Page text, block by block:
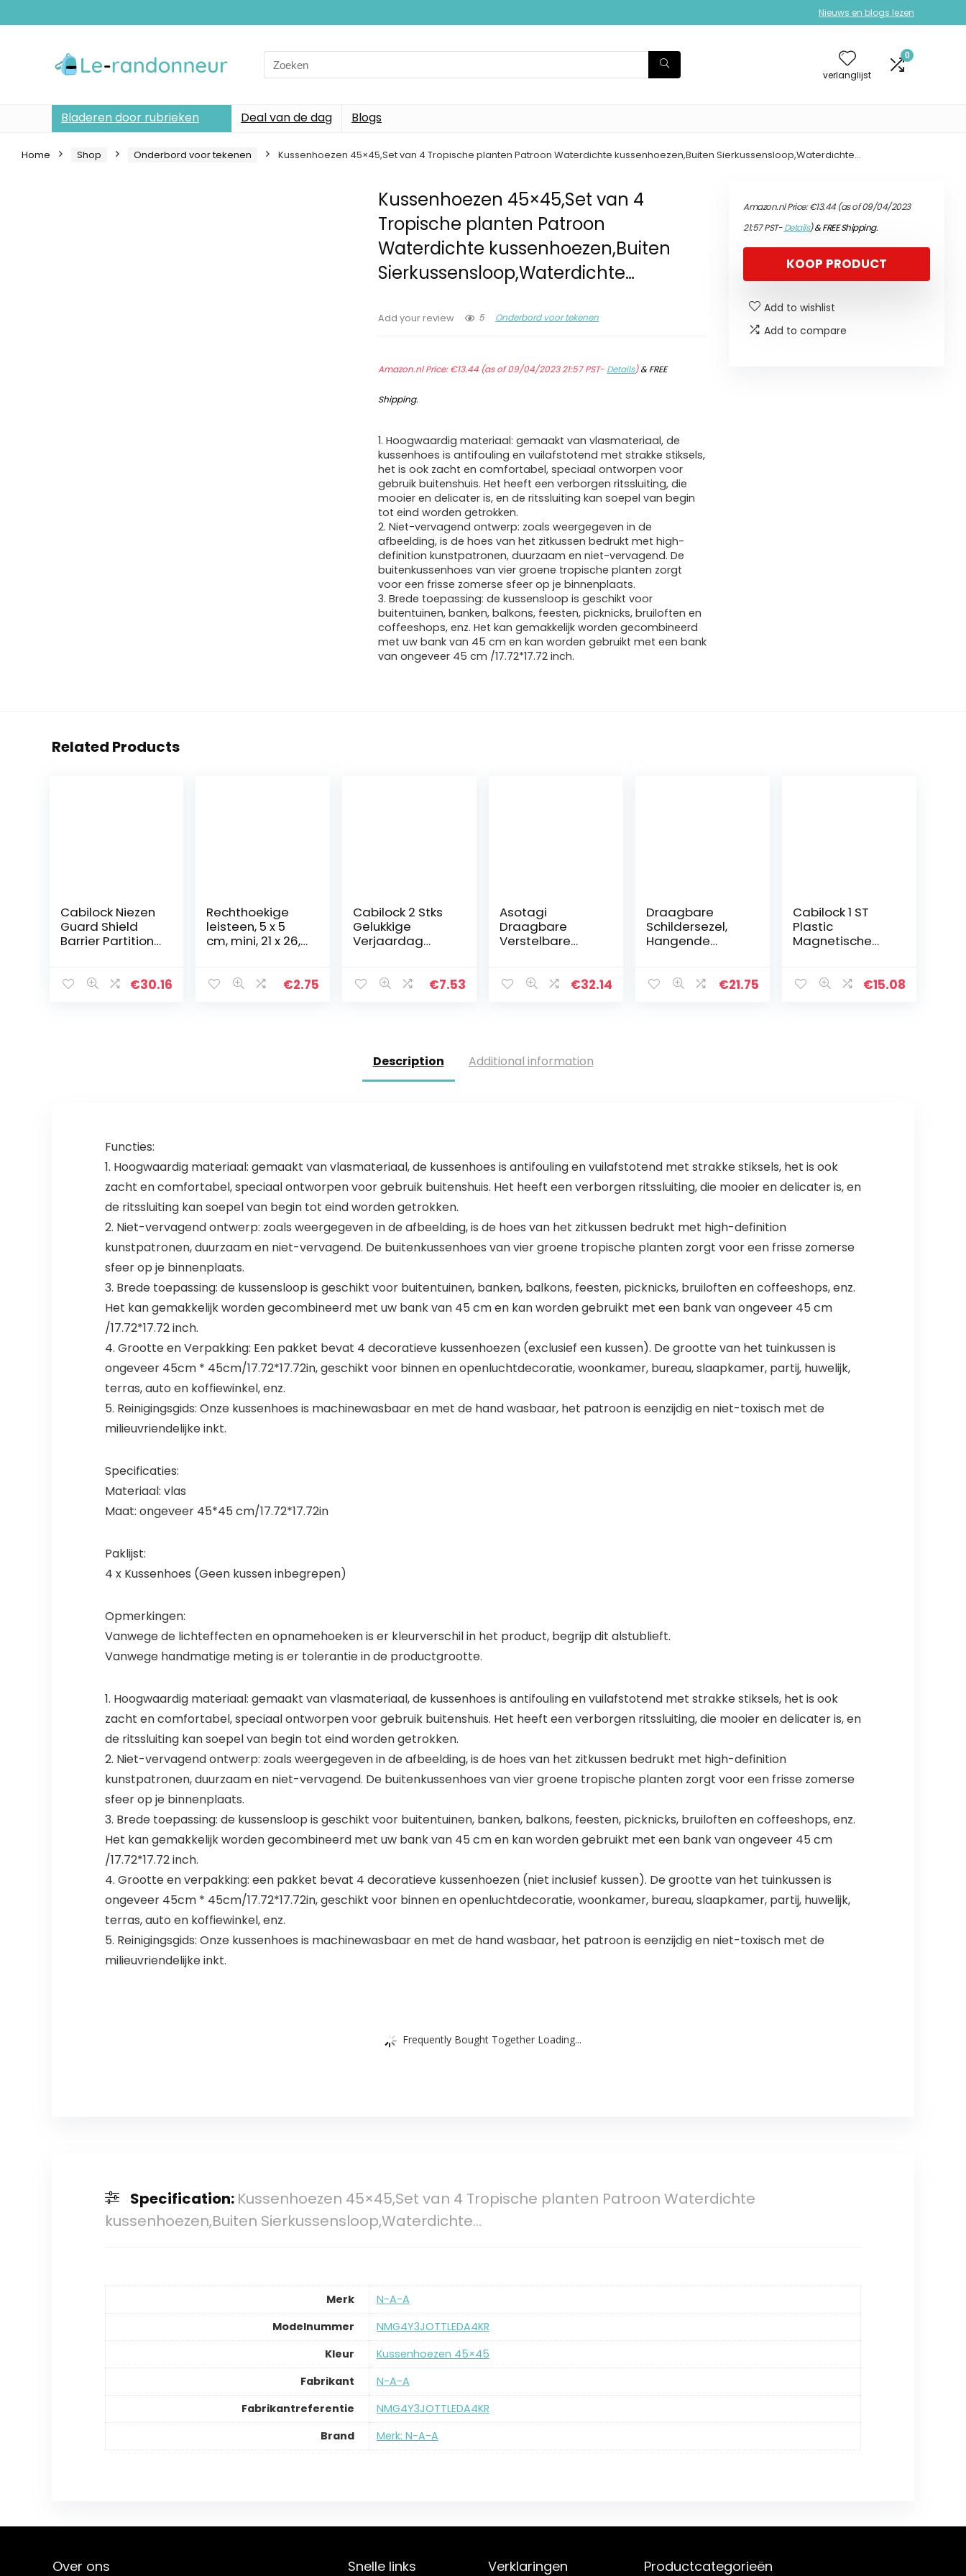
Nieuws en blogs lezen
Search
for:
verlanglijst
0
Bladeren door rubrieken Deal van de dag Blogs
Home Shop Onderbord voor tekenen Kussenhoezen 45×45,Set van 4 Tropische planten Patroon Waterdichte kussenhoezen,Buiten Sierkussensloop,Waterdichte…
Kussenhoezen 45×45,Set van 4
Tropische planten Patroon
Waterdichte kussenhoezen,Buiten
Sierkussensloop,Waterdichte…
Add your review 5 Onderbord voor tekenen
Amazon.nl Price:€13.44 (as of 09/04/2023 21:57 PST- Details)&FREE
Shipping.
1. Hoogwaardig materiaal: gemaakt van vlasmateriaal, de
kussenhoes is antifouling en vuilafstotend met strakke stiksels,
het is ook zacht en comfortabel, speciaal ontworpen voor
gebruik buitenshuis. Het heeft een verborgen ritssluiting, die
mooier en delicater is, en de ritssluiting kan soepel van begin
tot eind worden getrokken.
2. Niet-vervagend ontwerp: zoals weergegeven in de
afbeelding, is de hoes van het zitkussen bedrukt met high-
definition kunstpatronen, duurzaam en niet-vervagend. De
buitenkussenhoes van vier groene tropische planten zorgt
voor een frisse zomerse sfeer op je binnenplaats.
3. Brede toepassing: de kussensloop is geschikt voor
buitentuinen, banken, balkons, feesten, picknicks, bruiloften en
coffeeshops, enz. Het kan gemakkelijk worden gecombineerd
met uw bank van 45 cm en kan worden gebruikt met een bank
van ongeveer 45 cm /17.72*17.72 inch.
Amazon.nl Price:€13.44(as of 09/04/2023
21:57 PST-Details)&FREE Shipping.
KOOP PRODUCT
Add to wishlist
Add to compare
Related Products
Cabilock Niezen
Guard Shield
Barrier Partition
€30.16
Rechthoekige
leisteen, 5 x 5
cm, mini, 21 x 26,5
€2.75
Cabilock 2 Stks
Gelukkige
Verjaardag
Party Cake
€7.53
Asotagi
Draagbare
Verstelbare
Rest Tablet
Boek Houder…
€32.14
Draagbare
Schildersezel,
Hangende
zel Voor A2- €21.75
Cabilock 1 ST
Plastic
Magnetische
Board Message
€15.08
Description Additional information
Functies:
1. Hoogwaardig materiaal: gemaakt van vlasmateriaal, de kussenhoes is antifouling en vuilafstotend met strakke stiksels, het is ook
zacht en comfortabel, speciaal ontworpen voor gebruik buitenshuis. Het heeft een verborgen ritssluiting, die mooier en delicater is, en
de ritssluiting kan soepel van begin tot eind worden getrokken.
2. Niet-vervagend ontwerp: zoals weergegeven in de afbeelding, is de hoes van het zitkussen bedrukt met high-definition
kunstpatronen, duurzaam en niet-vervagend. De buitenkussenhoes van vier groene tropische planten zorgt voor een frisse zomerse
sfeer op je binnenplaats.
3. Brede toepassing: de kussensloop is geschikt voor buitentuinen, banken, balkons, feesten, picknicks, bruiloften en coffeeshops, enz.
Het kan gemakkelijk worden gecombineerd met uw bank van 45 cm en kan worden gebruikt met een bank van ongeveer 45 cm
/17.72*17.72 inch.
4. Grootte en Verpakking: Een pakket bevat 4 decoratieve kussenhoezen (exclusief een kussen). De grootte van het tuinkussen is
ongeveer 45cm * 45cm/17.72*17.72in, geschikt voor binnen en openluchtdecoratie, woonkamer, bureau, slaapkamer, partij, huwelijk,
terras, auto en koffiewinkel, enz.
5. Reinigingsgids: Onze kussenhoes is machinewasbaar en met de hand wasbaar, het patroon is eenzijdig en niet-toxisch met de
milieuvriendelijke inkt.
Specificaties:
Materiaal: vlas
Maat: ongeveer 45*45 cm/17.72*17.72in
Paklijst:
4 x Kussenhoes (Geen kussen inbegrepen)
Opmerkingen:
Vanwege de lichteffecten en opnamehoeken is er kleurverschil in het product, begrijp dit alstublieft.
Vanwege handmatige meting is er tolerantie in de productgrootte.
1. Hoogwaardig materiaal: gemaakt van vlasmateriaal, de kussenhoes is antifouling en vuilafstotend met strakke stiksels, het is ook
zacht en comfortabel, speciaal ontworpen voor gebruik buitenshuis. Het heeft een verborgen ritssluiting, die mooier en delicater is, en
de ritssluiting kan soepel van begin tot eind worden getrokken.
2. Niet-vervagend ontwerp: zoals weergegeven in de afbeelding, is de hoes van het zitkussen bedrukt met high-definition
kunstpatronen, duurzaam en niet-vervagend. De buitenkussenhoes van vier groene tropische planten zorgt voor een frisse zomerse
sfeer op je binnenplaats.
3. Brede toepassing: de kussensloop is geschikt voor buitentuinen, banken, balkons, feesten, picknicks, bruiloften en coffeeshops, enz.
Het kan gemakkelijk worden gecombineerd met uw bank van 45 cm en kan worden gebruikt met een bank van ongeveer 45 cm
/17.72*17.72 inch.
4. Grootte en verpakking: een pakket bevat 4 decoratieve kussenhoezen (niet inclusief kussen). De grootte van het tuinkussen is
ongeveer 45cm * 45cm/17.72*17.72in, geschikt voor binnen en openluchtdecoratie, woonkamer, bureau, slaapkamer, partij, huwelijk,
terras, auto en koffiewinkel, enz.
5. Reinigingsgids: Onze kussenhoes is machinewasbaar en met de hand wasbaar, het patroon is eenzijdig en niet-toxisch met de
milieuvriendelijke inkt.
Frequently Bought Together Loading...
Specification: Kussenhoezen 45×45,Set van 4 Tropische planten Patroon Waterdichte
kussenhoezen,Buiten Sierkussensloop,Waterdichte…
Merk
‎N-A-A
Modelnummer
‎NMG4Y3JOTTLEDA4KR
Kleur
‎Kussenhoezen 45×45
Fabrikant
‎N-A-A
Fabrikantreferentie
‎NMG4Y3JOTTLEDA4KR
Brand
Merk: N-A-A
Over ons Snelle links Verklaringen Productcategorieën